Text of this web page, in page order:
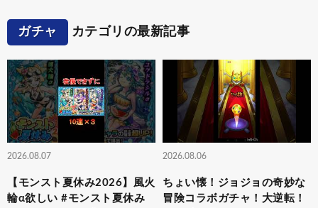
ガチャ カテゴリの最新記事
2026.08.07
【モンスト夏休み2026】風火
輪α欲しい #モンスト夏休み
2026.08.06
ちょい懐！ジョジョの奇妙な
冒険コラボガチャ！大逆転！